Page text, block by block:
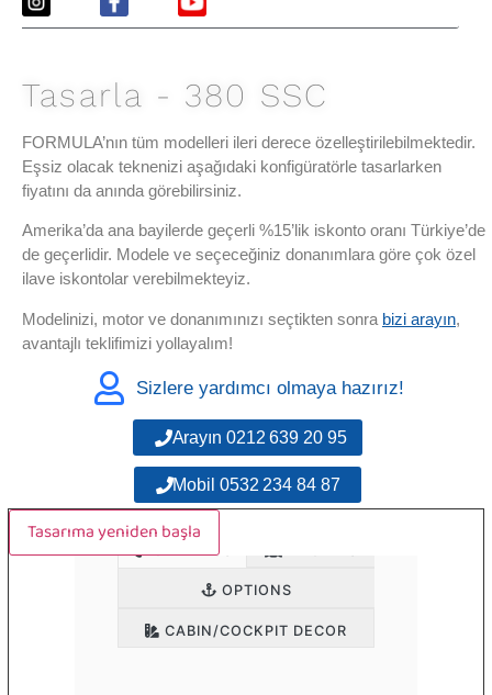
Tasarla - 380 SSC
FORMULA’nın tüm modelleri ileri derece özelleştirilebilmektedir.
Eşsiz olacak teknenizi aşağıdaki konfigüratörle tasarlarken
fiyatını da anında görebilirsiniz.
Amerika’da ana bayilerde geçerli %15’lik iskonto oranı Türkiye’de
de geçerlidir. Modele ve seçeceğiniz donanımlara göre çok özel
ilave iskontolar verebilmekteyiz.
Modelinizi, motor ve donanımınızı seçtikten sonra bizi arayın,
avantajlı teklifimizi yollayalım!
Sizlere yardımcı olmaya hazırız!
Arayın 0212 639 20 95
Mobil 0532 234 84 87